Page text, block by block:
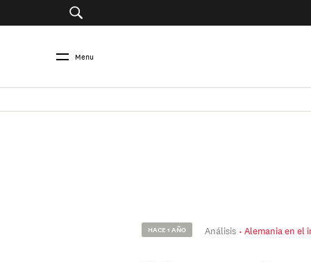
Menu
HACE 1 AÑO Análisis Alemania en el